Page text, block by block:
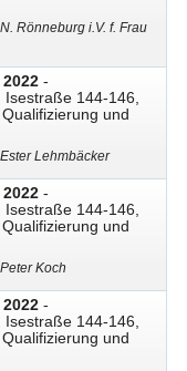
Rönneburg i.V. f. Frau
-
144-146,
und
Lehmbäcker
-
144-146,
und
Koch
-
144-146,
und